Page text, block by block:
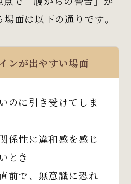
面は以下の通りです。
ンが出やすい場面
のに引き受けてしま
係性に違和感を感じ
とき
前で、無意識に恐れ